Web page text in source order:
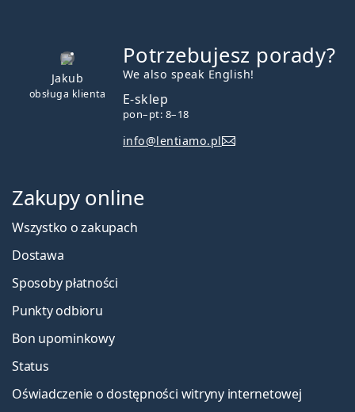
Jakub
obsługa klienta
Potrzebujesz porady?
We also speak English!
E-sklep
pon–pt: 8–18
info@lentiamo.pl
Zakupy online
Wszystko o zakupach
Dostawa
Sposoby płatności
Punkty odbioru
Bon upominkowy
Status
Oświadczenie o dostępności witryny internetowej